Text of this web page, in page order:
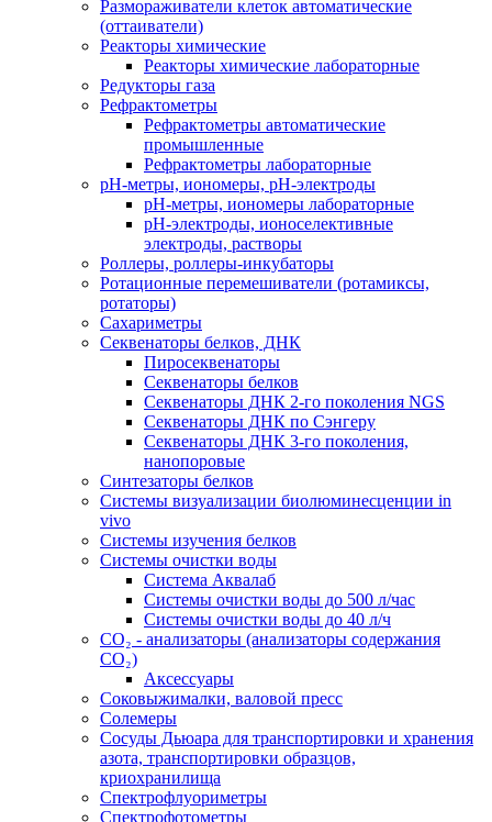
Размораживатели клеток автоматические
(оттаиватели)
Реакторы химические
Реакторы химические лабораторные
Редукторы газа
Рефрактометры
Рефрактометры автоматические
промышленные
Рефрактометры лабораторные
рН-метры, иономеры, рН-электроды
рН-метры, иономеры лабораторные
рН-электроды, ионоселективные
электроды, растворы
Роллеры, роллеры-инкубаторы
Ротационные перемешиватели (ротамиксы,
ротаторы)
Сахариметры
Секвенаторы белков, ДНК
Пиросеквенаторы
Секвенаторы белков
Секвенаторы ДНК 2-го поколения NGS
Секвенаторы ДНК по Сэнгеру
Секвенаторы ДНК 3-го поколения,
нанопоровые
Синтезаторы белков
Системы визуализации биолюминесценции in
vivo
Системы изучения белков
Системы очистки воды
Система Аквалаб
Системы очистки воды до 500 л/час
Системы очистки воды до 40 л/ч
СО₂ - анализаторы (анализаторы содержания
СО₂)
Аксессуары
Соковыжималки, валовой пресс
Солемеры
Сосуды Дьюара для транспортировки и хранения
азота, транспортировки образцов,
криохранилища
Спектрофлуориметры
Спектрофотометры